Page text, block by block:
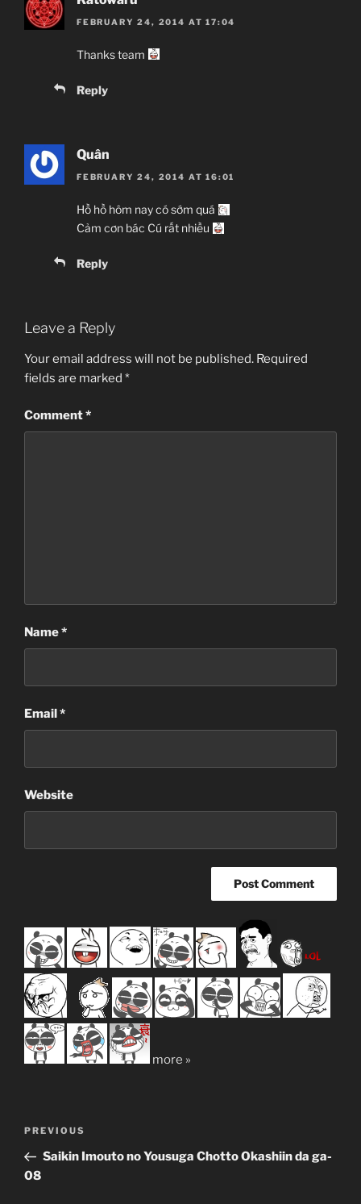
FEBRUARY 24, 2014 AT 17:04
Thanks team
Reply
Quân
FEBRUARY 24, 2014 AT 16:01
Hồ hồ hôm nay có sớm quá
Cảm cơn bác Cú rất nhiều
Reply
Leave a Reply
Your email address will not be published. Required
fields are marked *
Comment*
Name*
Email*
Website
more »
Previous
Post
PREVIOUS
Saikin Imouto no Yousuga Chotto Okashiin da ga-
08